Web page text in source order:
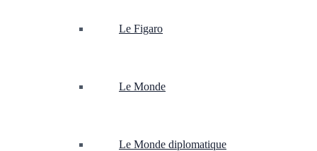
Le Figaro
Le Monde
Le Monde diplomatique